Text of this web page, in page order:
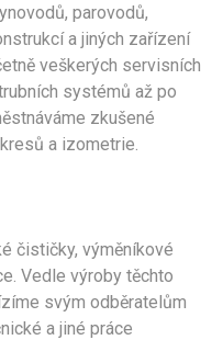
parovodů,
a jiných zařízení
veškerých servisních
systémů až po
zkušené
a izometrie.
čističky, výměníkové
Vedle výroby těchto
svým odběratelům
a jiné práce